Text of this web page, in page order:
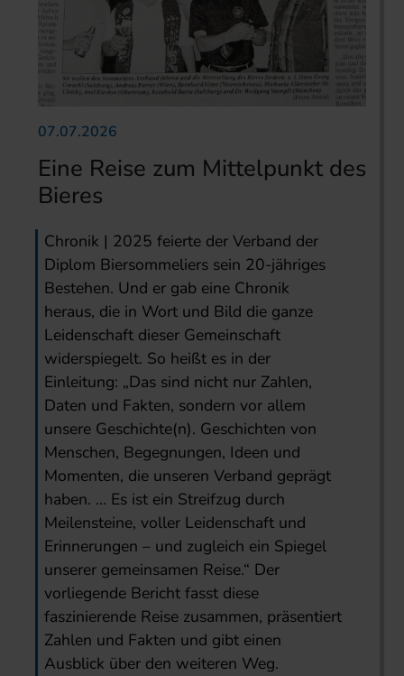
07.07.2026
Eine Reise zum Mittelpunkt des
Bieres
Chronik | 2025 feierte der Verband der
Diplom Biersommeliers sein 20-jähriges
Bestehen. Und er gab eine Chronik
heraus, die in Wort und Bild die ganze
Leidenschaft dieser Gemeinschaft
widerspiegelt. So heißt es in der
Einleitung: „Das sind nicht nur Zahlen,
Daten und Fakten, sondern vor allem
unsere Geschichte(n). Geschichten von
Menschen, Begegnungen, Ideen und
Momenten, die unseren Verband geprägt
haben. … Es ist ein Streifzug durch
Meilensteine, voller Leidenschaft und
Erinnerungen – und zugleich ein Spiegel
unserer gemeinsamen Reise.“ Der
vorliegende Bericht fasst diese
faszinierende Reise zusammen, präsentiert
Zahlen und Fakten und gibt einen
Ausblick über den weiteren Weg.